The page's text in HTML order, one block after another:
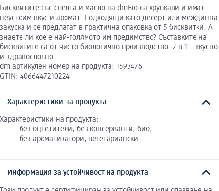
Бисквитите със спелта и масло на dmBio са хрупкави и имат
неустоим вкус и аромат. Подходящи като десерт или междинна
закуска и се предлагат в практична опаковка от 5 бисквитки. А
знаете ли кое е най-голямото им предимство? Съставките на
бисквитите са от чисто биологично производство. 2 в 1 – вкусно
и здравословно.
dm артикулен номер на продукта: 1593476
GTIN: 4066447210224
Характеристики на продукта
Характеристики на продукта:
без оцветители, без консерванти, био,
без ароматизатори, вегетариански
Информация за устойчивост на продукта